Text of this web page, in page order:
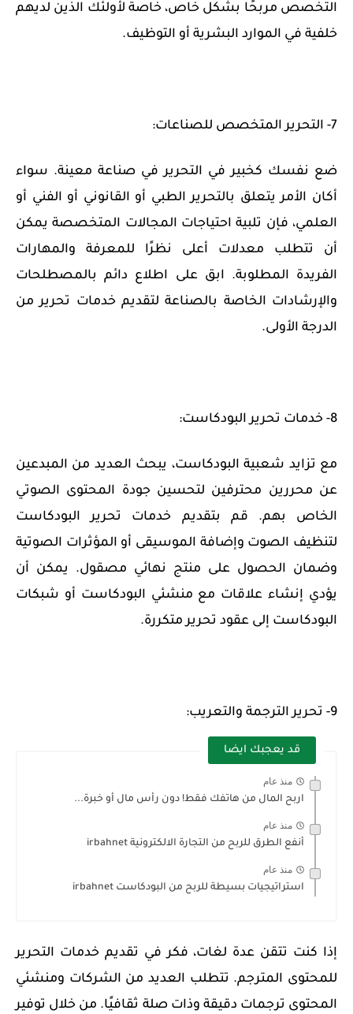
التخصص مربحًا بشكل خاص، خاصة لأولئك الذين لديهم
خلفية في الموارد البشرية أو التوظيف.
7- التحرير المتخصص للصناعات:
ضع نفسك كخبير في التحرير في صناعة معينة. سواء
أكان الأمر يتعلق بالتحرير الطبي أو القانوني أو الفني أو
العلمي، فإن تلبية احتياجات المجالات المتخصصة يمكن
أن تتطلب معدلات أعلى نظرًا للمعرفة والمهارات
الفريدة المطلوبة. ابق على اطلاع دائم بالمصطلحات
والإرشادات الخاصة بالصناعة لتقديم خدمات تحرير من
الدرجة الأولى.
8- خدمات تحرير البودكاست:
مع تزايد شعبية البودكاست، يبحث العديد من المبدعين
عن محررين محترفين لتحسين جودة المحتوى الصوتي
الخاص بهم. قم بتقديم خدمات تحرير البودكاست
لتنظيف الصوت وإضافة الموسيقى أو المؤثرات الصوتية
وضمان الحصول على منتج نهائي مصقول. يمكن أن
يؤدي إنشاء علاقات مع منشئي البودكاست أو شبكات
البودكاست إلى عقود تحرير متكررة.
9- تحرير الترجمة والتعريب:
قد يعجبك ايضا
منذ عام
اربح المال من هاتفك فقط! دون رأس مال أو خبرة...
منذ عام
أنفع الطرق للربح من التجارة الالكترونية irbahnet
منذ عام
استراتيجيات بسيطة للربح من البودكاست irbahnet
إذا كنت تتقن عدة لغات، فكر في تقديم خدمات التحرير
للمحتوى المترجم. تتطلب العديد من الشركات ومنشئي
المحتوى ترجمات دقيقة وذات صلة ثقافيًا. من خلال توفير